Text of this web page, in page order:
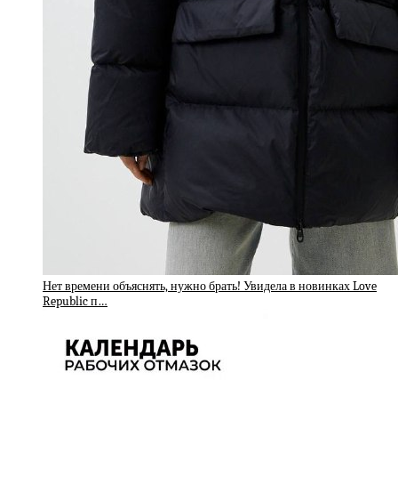
Нет времени объяснять, нужно брать! Увидела в новинках Love
Republic п…